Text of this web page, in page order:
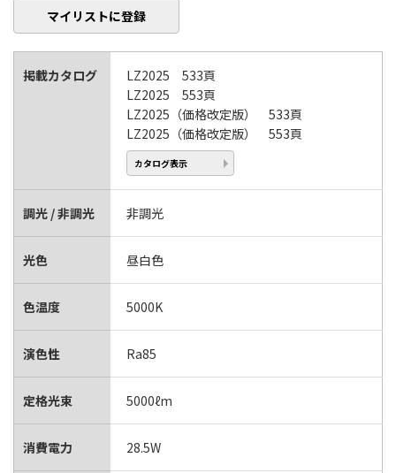
マイリストに登録
掲載カタログ
LZ2025 533頁
LZ2025 553頁
LZ2025（価格改定版） 533頁
LZ2025（価格改定版） 553頁
カタログ表示
調光 / 非調光 非調光
光色 昼白色
色温度 5000K
演色性 Ra85
定格光束 5000ℓm
消費電力 28.5W